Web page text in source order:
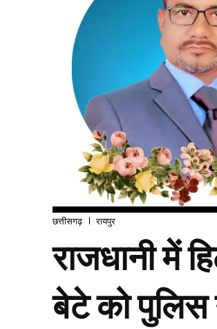
छत्तीसगढ़ रायपुर
राजधानी में
बेटे को पुलिस